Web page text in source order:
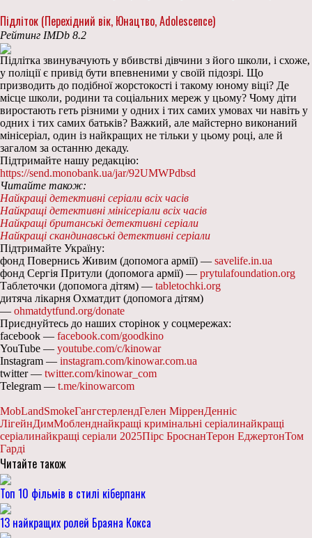
Підліток (Перехідний вік, Юнацтво, Adolescence)
Рейтинг IMDb 8.2
Підлітка звинувачують у вбивстві дівчини з його школи, і схоже,
у поліції є привід бути впевненими у своїй підозрі. Що
призводить до подібної жорстокості і такому юному віці? Де
місце школи, родини та соціальних мереж у цьому? Чому діти
виростають геть різними у одних і тих самих умовах чи навіть у
одних і тих самих батьків? Важкий, але майстерно виконаний
мінісеріал, один із найкращих не тільки у цьому році, але й
загалом за останню декаду.
Підтримайте нашу редакцію:
https://send.monobank.ua/jar/92UMWPdbsd
Читайте також:
Найкращі детективні серіали всіх часів
Найкращі детективні мінісеріали всіх часів
Найкращі британські детективні серіали
Найкращі скандинавські детективні серіали
Підтримайте Україну:
фонд Повернись Живим (допомога армії) — savelife.in.ua
фонд Сергія Притули (допомога армії) — prytulafoundation.org
Таблеточки (допомога дітям) — tabletochki.org
дитяча лікарня Охматдит (допомога дітям)
— ohmatdytfund.org/donate
Приєднуйтесь до наших сторінок у соцмережах:
facebook — facebook.com/goodkino
YouTube — youtube.com/c/kinowar
Instagram — instagram.com/kinowar.com.ua
twitter — twitter.com/kinowar_com
Telegram — t.me/kinowarcom
MobLandSmokeГангстерлендГелен МірренДенніс
ЛігейнДимМобленднайкращі кримінальні серіалинайкращі
серіалинайкращі серіали 2025Пірс БроснанТерон ЕджертонТом
Гарді
Читайте також
Топ 10 фільмів в стилі кіберпанк
13 найкращих ролей Браяна Кокса